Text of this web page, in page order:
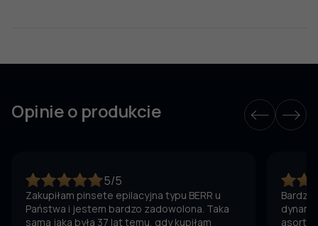
Opinie o produkcie
5/5
Zakupiłam pinsete epilacyjna typu BERR u
Państwa i jestem bardzo zadowolona. Taka
sama jaka była 37 lat temu, gdy kupiłam
Bardzo